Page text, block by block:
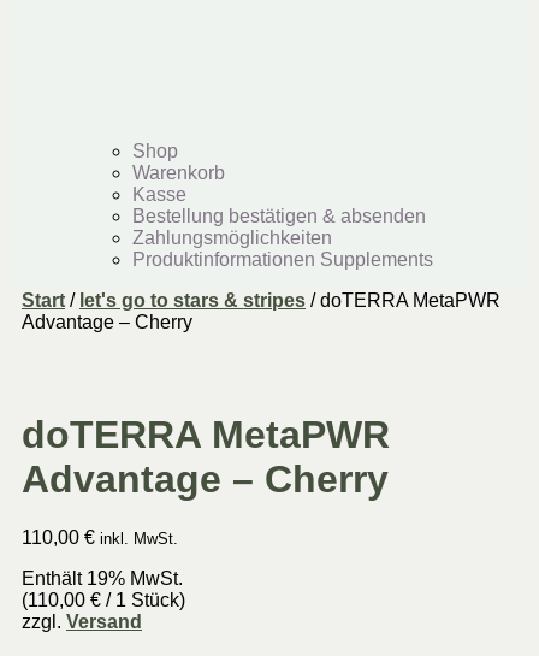
Shop
Warenkorb
Kasse
Bestellung bestätigen & absenden
Zahlungsmöglichkeiten
Produktinformationen Supplements
Start / let's go to stars & stripes / doTERRA MetaPWR
Advantage – Cherry
doTERRA MetaPWR
Advantage – Cherry
110,00 € inkl. MwSt.
Enthält 19% MwSt.
(110,00 € / 1 Stück)
zzgl. Versand